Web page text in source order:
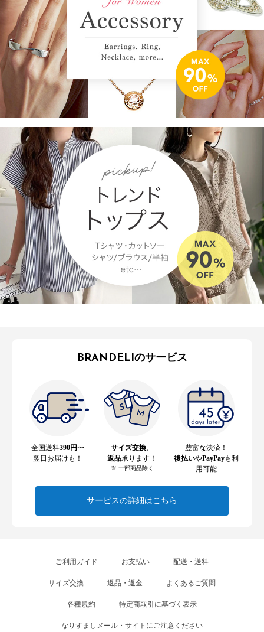
BRANDELIのサービス
全国送料390円〜
翌日お届けも！
サイズ交換
返品承ります！
※ 一部商品除く
豊富な決済！
後払いやPayPayも利
用可能
サービスの詳細はこちら
ご利用ガイド お支払い 配送・送料
サイズ交換 返品・返金 よくあるご質問
各種規約 特定商取引に基づく表示
なりすましメール・サイトにご注意ください